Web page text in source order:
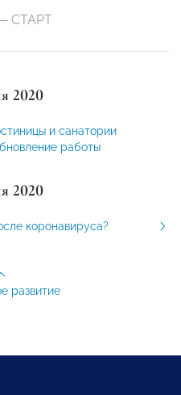
СТАРТ
2020
и санатории
работы
2020
коронавируса?
развитие